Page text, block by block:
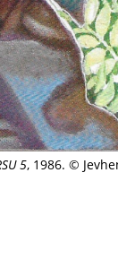
5, 1986. ©